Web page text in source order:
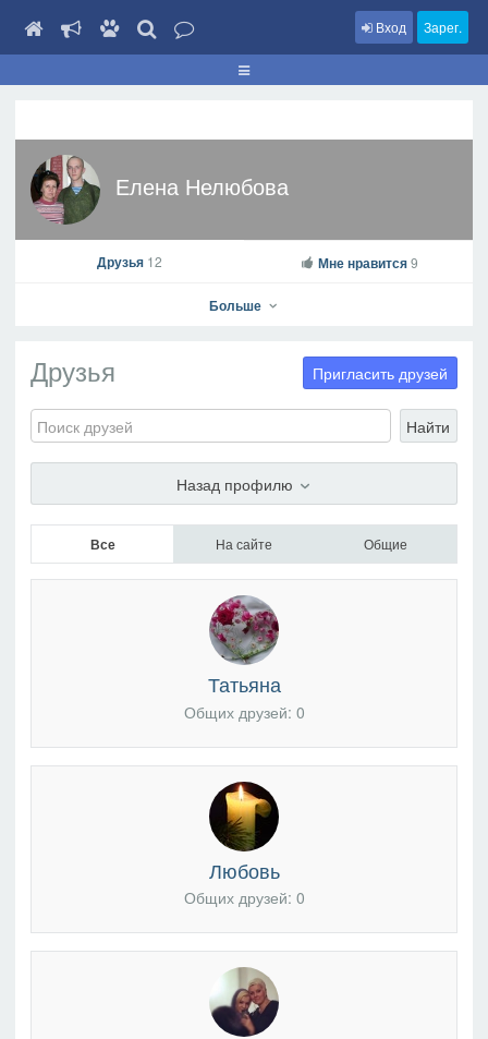
Вход Зарег.
Елена Нелюбова
Елена Нелюбова
На профиль
Фото Видео
Друзья 12 Мне нравится 9
Больше
Друзья
Найти
Пригласить друзей
Назад профилю
Все На сайте Общие
Татьяна
Общих друзей: 0
Любовь
Общих друзей: 0